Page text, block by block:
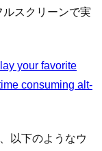
スクリーンで実
your favorite
consuming alt-
以下のようなウ